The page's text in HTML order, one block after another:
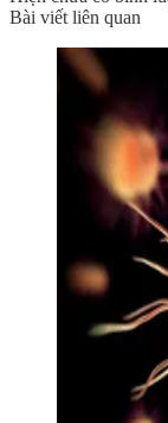
Bài viết liên quan